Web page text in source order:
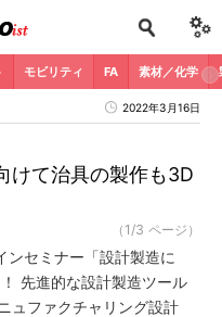
モビリティ FA 素材／化学
2022年3月16日
けて治具の製作も3D
（1/3 ページ）
ンセミナー「設計製造に
先進的な設計製造ツール
ュファクチャリング設計